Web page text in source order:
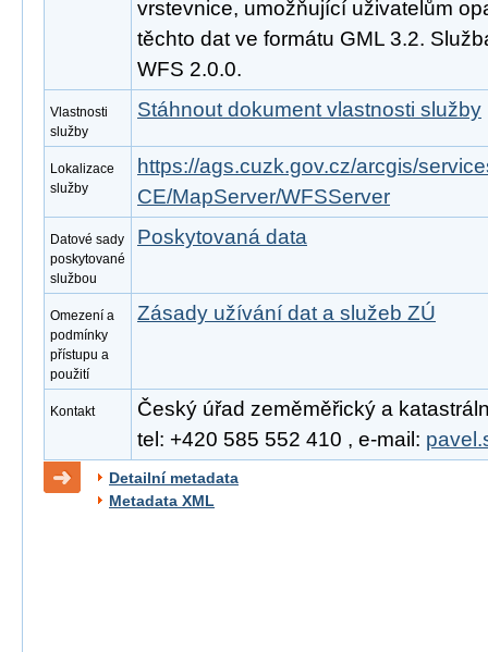
vrstevnice, umožňující uživatelům
těchto dat ve formátu GML 3.2.
WFS 2.0.0.
Vlastnosti
služby
Stáhnout dokument vlastnosti služby
Lokalizace
služby
https://ags.cuzk.gov.cz/arcgis/
CE/MapServer/WFSServer
Datové sady
poskytované
službou
Poskytovaná data
Omezení a
podmínky
přístupu a
použití
Zásady užívání dat a služeb ZÚ
Kontakt
Český úřad zeměměřický a
tel: +420 585 552 410 , e-mail:
Detailní metadata
Metadata XML